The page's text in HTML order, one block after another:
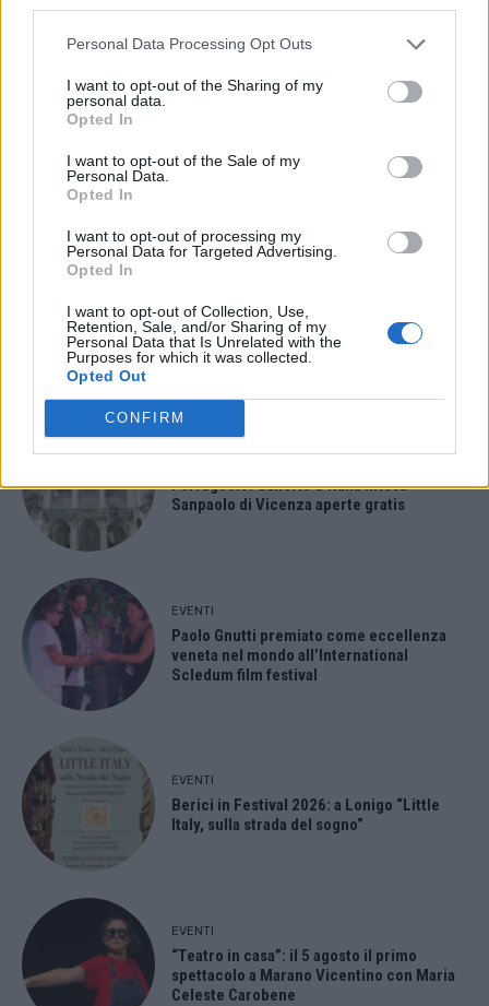
Personal Data Processing Opt Outs
I want to opt-out of the Sharing of my
personal data.
Opted In
I want to opt-out of the Sale of my
Personal Data.
Opted In
I want to opt-out of processing my
Personal Data for Targeted Advertising.
Opted In
I want to opt-out of Collection, Use,
Retention, Sale, and/or Sharing of my
Personal Data that Is Unrelated with the
Purposes for which it was collected.
Opted Out
CONFIRM
- Advertisement -
Montecchio Maggiore, al Castello di
Romeo arrivano “Le nozze di Figaro” di
Mozart per Vicenza in Lirica
Ferragosto: Gallerie d’Italia Intesa
Sanpaolo di Vicenza aperte gratis
EVENTI
Paolo Gnutti premiato come eccellenza
veneta nel mondo all’International
Scledum film festival
EVENTI
Berici in Festival 2026: a Lonigo “Little
Italy, sulla strada del sogno”
EVENTI
“Teatro in casa”: il 5 agosto il primo
spettacolo a Marano Vicentino con Maria
Celeste Carobene